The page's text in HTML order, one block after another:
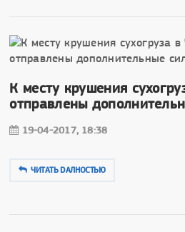
К месту крушения
отправлены
19-04-2017, 18:38
ЧИТАТЬ DAЛНОСТЬЮ